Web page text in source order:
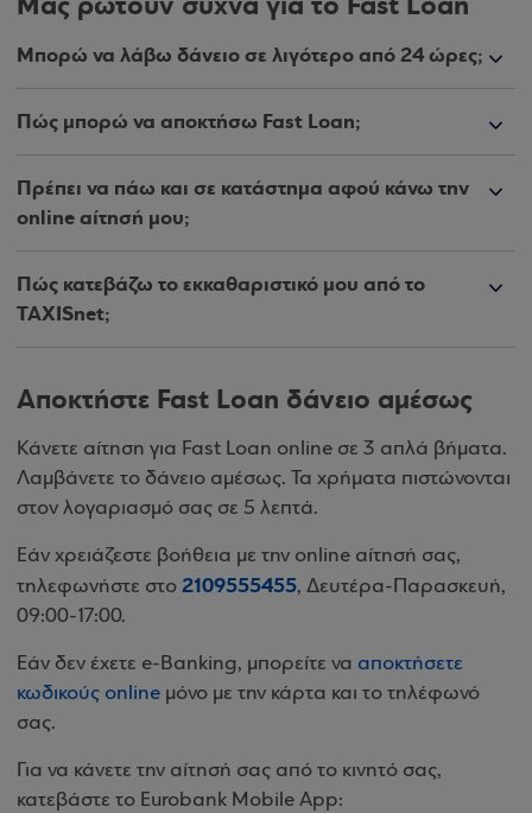
Μπορώ να λάβω δάνειο σε λιγότερο από 24 ώρες;
Πώς μπορώ να αποκτήσω Fast Loan;
Πρέπει να πάω και σε κατάστημα αφού κάνω την
online αίτησή μου;
Πώς κατεβάζω το εκκαθαριστικό μου από το
TAXISnet;
Αποκτήστε Fast Loan δάνειο αμέσως
Κάνετε αίτηση για Fast Loan online σε 3 απλά βήματα.
Λαμβάνετε το δάνειο αμέσως. Τα χρήματα πιστώνονται
στον λογαριασμό σας σε 5 λεπτά.
Εάν χρειάζεστε βοήθεια με την online αίτησή σας,
τηλεφωνήστε στο 2109555455, Δευτέρα-Παρασκευή,
09:00-17:00.
Εάν δεν έχετε e-Banking, μπορείτε να αποκτήσετε
κωδικούς online μόνο με την κάρτα και το τηλέφωνό
σας.
Για να κάνετε την αίτησή σας από το κινητό σας,
κατεβάστε το Eurobank Mobile App: